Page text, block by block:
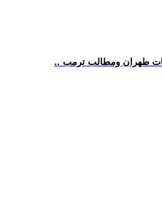
طهران ومطالب ترمب